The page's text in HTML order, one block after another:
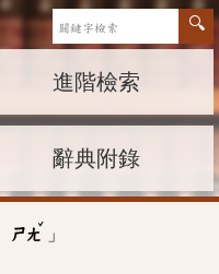
進階檢索
辭典附錄
ㄕㄤ
ˇ
」